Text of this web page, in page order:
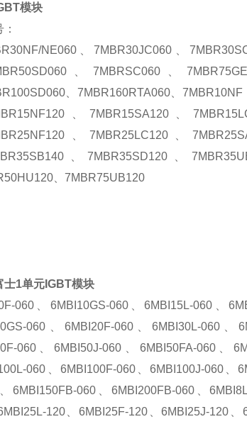
模块
NE060、7MBR30JC060、
、7MBRSC060、
、7MBR160RTA060、
、7MBR15SA120、
、7MBR25LC120、
、7MBR35SD120、
、7MBR75UB120
士1单元IGBT模块
060、6MBI10GS-060、6MBI15L-060、
060、6MBI20F-060、6MBI30L-060、
060、6MBI50J-060、6MBI50FA-060、
060、6MBI100F-060、6MBI100J-060、
6MBI150FB-060、6MBI200FB-060、
120、6MBI25F-120、6MBI25J-120、